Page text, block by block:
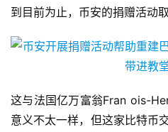
到目前为止，币安的捐赠活动
这与法国亿万富翁Fran ois-
意义不太一样，但这家比特币